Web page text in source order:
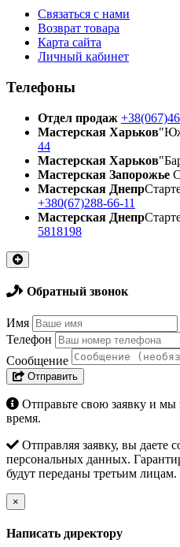
Связаться с нами
Возврат товара
Карта сайта
Личный кабинет
Телефоны
Отдел продаж
Мастерская Харьков
44
Мастерская Харьков
Мастерская Запорожье
Мастерская Днепр
+380(67)288-66-11
Мастерская Днепр
5818198
Обратный звонок
Имя
Телефон
Сообщение
Отправить
Отправьте свою заявку и
время.
Отправляя заявку, вы даете
персональных данных.
будут переданы третьим лицам.
×
Написать директору